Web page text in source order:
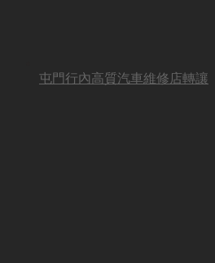
屯門行內高質汽車維修店轉讓